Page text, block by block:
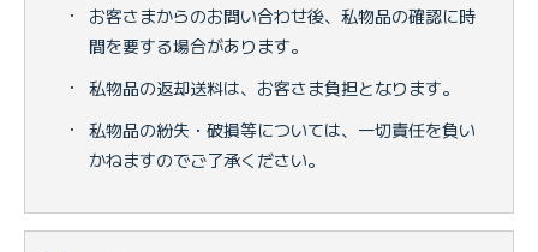
・
お客さまからのお問い合わせ後、私物品の確認に時
間を要する場合があります。
・
私物品の返却送料は、お客さま負担となります。
・
私物品の紛失・破損等については、一切責任を負い
かねますのでご了承ください。